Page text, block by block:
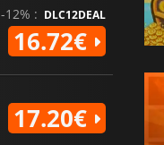
-12% : DLC12DEAL
16.72€
17.20€